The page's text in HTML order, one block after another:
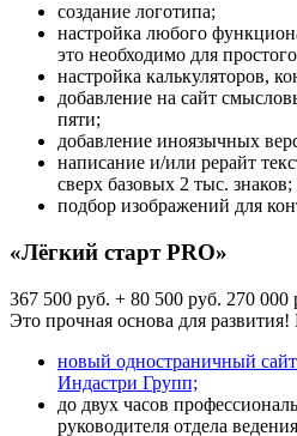
создание логотипа;
настройка любого
это необходимо для
настройка калькуляторов,
добавление на сайт
пяти;
добавление иноязычных
написание и/или рерайт
сверх базовых 2 тыс. знаков;
подбор изображений для
«Лёгкий старт PRO»
367 500 руб. + 80 500 руб. 270 000
Это прочная основа для развития!
новый одностраничный
Индастри Групп;
до двух часов
руководителя отдела